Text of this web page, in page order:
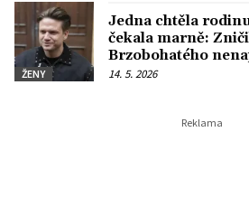
ŽENY
Jedna chtěla
čekala marně:
Brzobohatého
dítěti
14. 5. 2026